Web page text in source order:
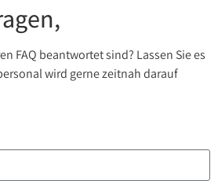
FAQ beantwortet sind? Lassen Sie es
wird gerne zeitnah darauf